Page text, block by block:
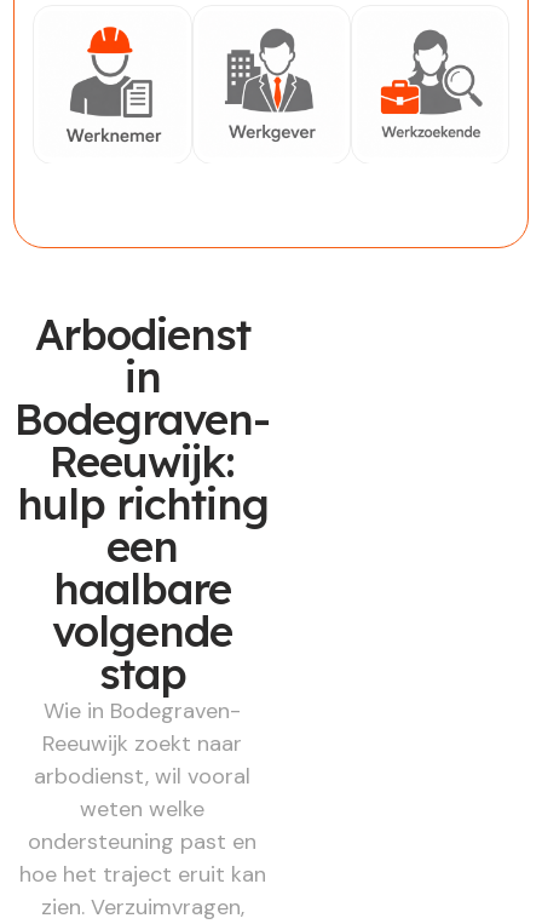
Arbodienst
in
Bodegraven-
Reeuwijk:
hulp richting
een
haalbare
volgende
stap
Wie in Bodegraven-
Reeuwijk zoekt naar
arbodienst, wil vooral
weten welke
ondersteuning past en
hoe het traject eruit kan
zien. Verzuimvragen,